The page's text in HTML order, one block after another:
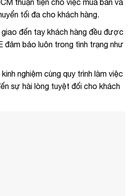
thuận tiện cho việc mua bán và
tối đa cho khách hàng.
đến tay khách hàng đều được
đảm bảo luôn trong tình trạng như
nghiệm cùng quy trình làm việc
sự hài lòng tuyệt đối cho khách